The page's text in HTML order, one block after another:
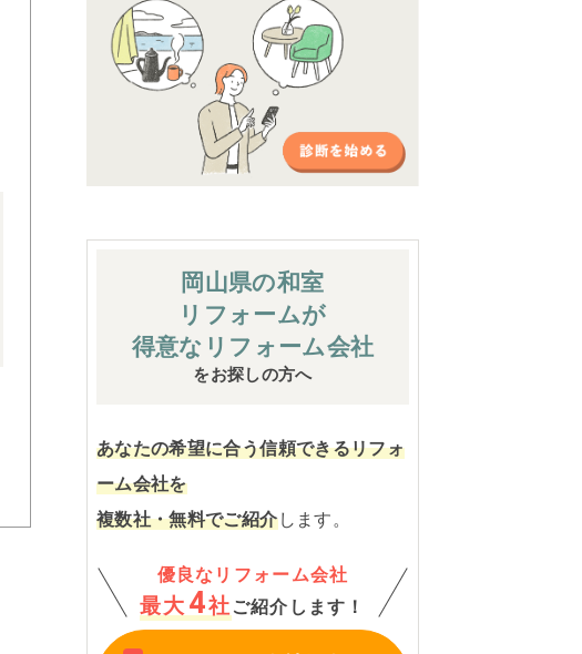
岡山県の和室
リフォームが
得意なリフォーム会社
をお探しの方へ
あなたの希望に合う信頼できるリフォ
ーム会社を
複数社・無料でご紹介します。
優良なリフォーム会社
最大 4社 ご紹介します！